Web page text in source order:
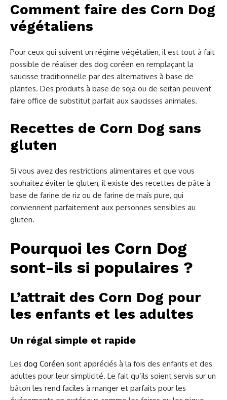
Comment faire des Corn Dog
végétaliens
Pour ceux qui suivent un régime végétalien, il est tout à fait
possible de réaliser des dog coréen en remplaçant la
saucisse traditionnelle par des alternatives à base de
plantes. Des produits à base de soja ou de seitan peuvent
faire office de substitut parfait aux saucisses animales.
Recettes de Corn Dog sans
gluten
Si vous avez des restrictions alimentaires et que vous
souhaitez éviter le gluten, il existe des recettes de pâte à
base de farine de riz ou de farine de maïs pure, qui
conviennent parfaitement aux personnes sensibles au
gluten.
Pourquoi les Corn Dog
sont-ils si populaires ?
L’attrait des Corn Dog pour
les enfants et les adultes
Un régal simple et rapide
Les dog Coréen sont appréciés à la fois des enfants et des
adultes pour leur simplicité. Le fait qu’ils soient servis sur un
bâton les rend faciles à manger et parfaits pour les